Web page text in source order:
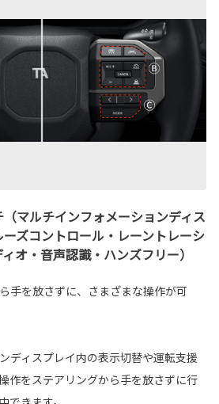
マルチインフォメーションディス
ズコントロール・レーントレーシ
オ・音声認識・ハンズフリー）
手を放さずに、さまざまな操作が可
ディスプレイ内の表示切替や運転支援
作をステアリングから手を放さずに行